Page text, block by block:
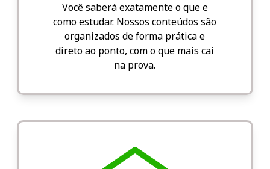
Você saberá exatamente o que e
como estudar. Nossos conteúdos são
organizados de forma prática e
direto ao ponto, com o que mais cai
na prova.